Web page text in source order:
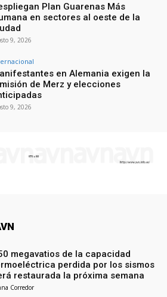
Plan Guarenas Más
en sectores al oeste de la
9, 2026
en Alemania exigen la
de Merz y elecciones
9, 2026
megavatios de la capacidad
perdida por los sismos
restaurada la próxima semana
Corredor